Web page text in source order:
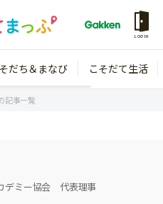
LOGIN
そだち＆まなび こそだて生活
記事一覧
デミー協会 代表理事